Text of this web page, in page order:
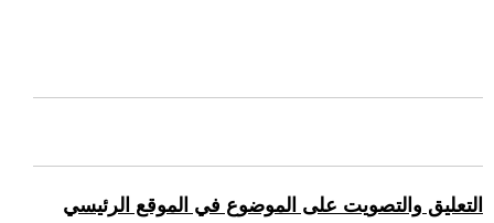
التعليق والتصويت على الموضوع في الموقع الرئيسي